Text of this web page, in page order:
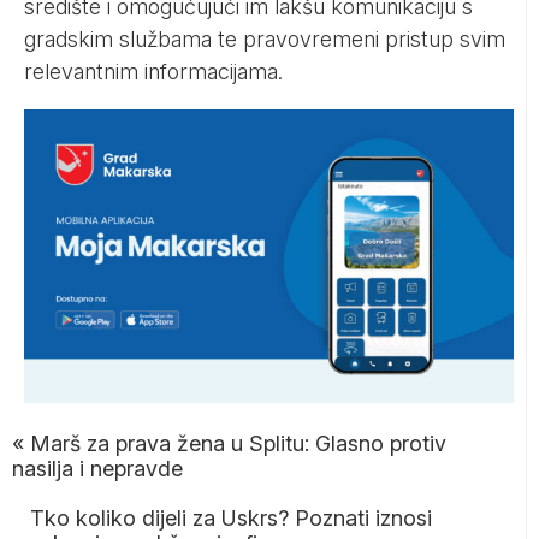
središte i omogućujući im lakšu komunikaciju s
gradskim službama te pravovremeni pristup svim
relevantnim informacijama.
« Marš za prava žena u Splitu: Glasno protiv
nasilja i nepravde
Tko koliko dijeli za Uskrs? Poznati iznosi